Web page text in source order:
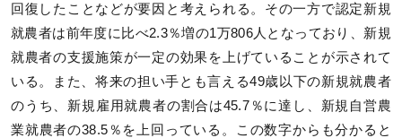
回復したことなどが要因と考えられる。その一方で認定新規
就農者は前年度に比べ2.3％増の1万806人となっており、新規
就農者の支援施策が一定の効果を上げていることが示されて
いる。また、将来の担い⼿とも言える49歳以下の新規就農者
のうち、新規雇用就農者の割合は45.7％に達し、新規自営農
業就農者の38.5％を上回っている。この数字からも分かると